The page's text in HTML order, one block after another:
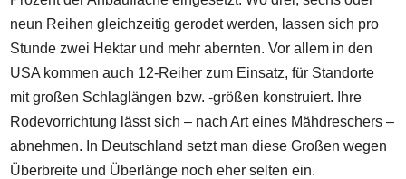
neun Reihen gleichzeitig gerodet werden, lassen sich pro
Stunde zwei Hektar und mehr abernten. Vor allem in den
USA kommen auch 12-Reiher zum Einsatz, für Standorte
mit großen Schlaglängen bzw. -größen konstruiert. Ihre
Rodevorrichtung lässt sich – nach Art eines Mähdreschers –
abnehmen. In Deutschland setzt man diese Großen wegen
Überbreite und Überlänge noch eher selten ein.